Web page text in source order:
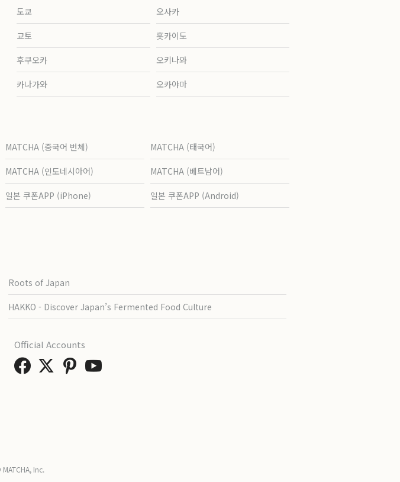
도쿄 오사카
교토 홋카이도
후쿠오카 오키나와
카나가와 오카야마
MATCHA (중국어 번체) MATCHA (태국어)
MATCHA (인도네시아어) MATCHA (베트남어)
일본 쿠폰APP (iPhone) 일본 쿠폰APP (Android)
Roots of Japan
HAKKO - Discover Japan’s Fermented Food Culture
Official Accounts
Inc.